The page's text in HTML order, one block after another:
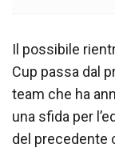
Il possibile
Cup passa dal
team che ha
una sfida per
del precedente